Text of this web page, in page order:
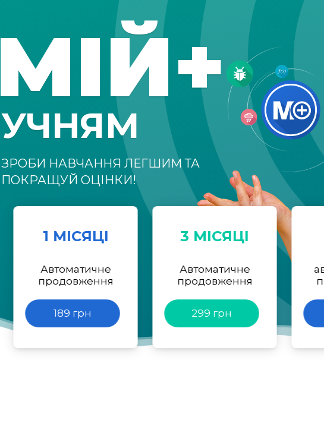
МІЙ+
УЧНЯМ
ЗРОБИ НАВЧАННЯ ЛЕГШИМ ТА
ПОКРАЩУЙ ОЦІНКИ!
1 МІСЯЦІ
Автоматичне
продовження
189 грн
3 МІСЯЦІ
Автоматичне
продовження
299 грн